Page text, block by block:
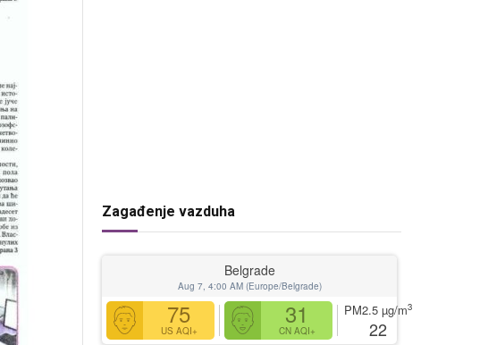
Zagađenje vazduha
Belgrade
Aug 7, 4:00 AM (Europe/Belgrade)
75
US AQI+
31
CN AQI+
PM2.5 µg/m3
22